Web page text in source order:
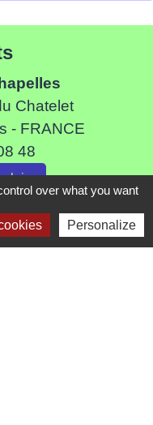
Chatelet
- FRANCE
48
over what you want
Personalize